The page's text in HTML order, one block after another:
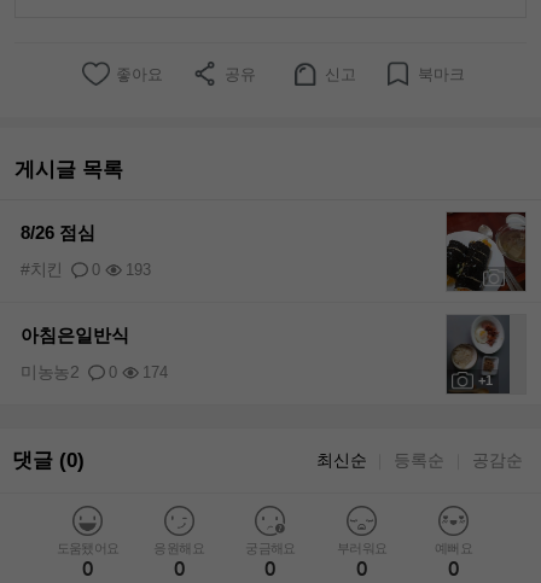
좋아요 공유 신고 북마크
게시글 목록
8/26 점심
0 193
#치킨
+1
아침은일반식
0 174
미농농2
댓글 (0) 최신순 등록순 공감순
도움됐어요
0
응원해요
0
궁금해요
0
부러워요
0
예뻐요
0